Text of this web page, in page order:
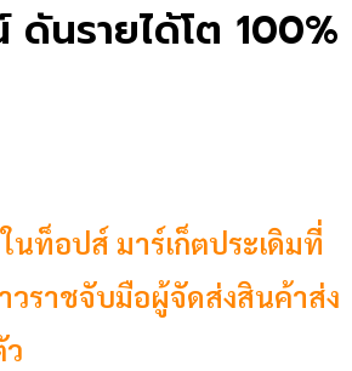
นรายได้โต 100%
ท็อปส์ มาร์เก็ตประเดิมที่
วราชจับมือผู้จัดส่งสินค้าส่ง